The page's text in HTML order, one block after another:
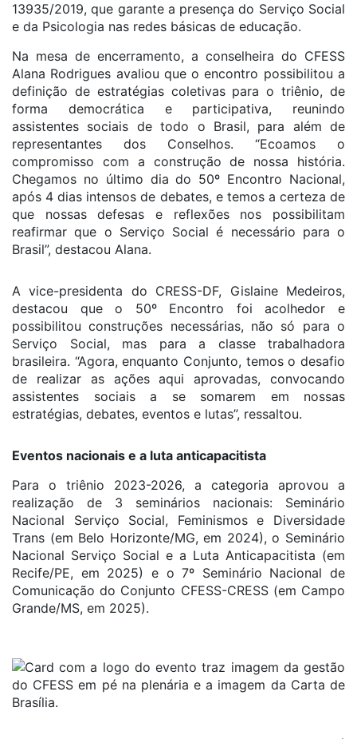
13935/2019, que garante a presença do Serviço Social
e da Psicologia nas redes básicas de educação.
Na mesa de encerramento, a conselheira do CFESS
Alana Rodrigues avaliou que o encontro possibilitou a
definição de estratégias coletivas para o triênio, de
forma democrática e participativa, reunindo
assistentes sociais de todo o Brasil, para além de
representantes dos Conselhos. “Ecoamos o
compromisso com a construção de nossa história.
Chegamos no último dia do 50º Encontro Nacional,
após 4 dias intensos de debates, e temos a certeza de
que nossas defesas e reflexões nos possibilitam
reafirmar que o Serviço Social é necessário para o
Brasil”, destacou Alana.
A vice-presidenta do CRESS-DF, Gislaine Medeiros,
destacou que o 50º Encontro foi acolhedor e
possibilitou construções necessárias, não só para o
Serviço Social, mas para a classe trabalhadora
brasileira. “Agora, enquanto Conjunto, temos o desafio
de realizar as ações aqui aprovadas, convocando
assistentes sociais a se somarem em nossas
estratégias, debates, eventos e lutas”, ressaltou.
Eventos nacionais e a luta anticapacitista
Para o triênio 2023-2026, a categoria aprovou a
realização de 3 seminários nacionais: Seminário
Nacional Serviço Social, Feminismos e Diversidade
Trans (em Belo Horizonte/MG, em 2024), o Seminário
Nacional Serviço Social e a Luta Anticapacitista (em
Recife/PE, em 2025) e o 7º Seminário Nacional de
Comunicação do Conjunto CFESS-CRESS (em Campo
Grande/MS, em 2025).